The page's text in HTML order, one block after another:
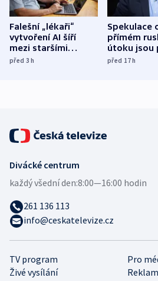
Falešní „lékaři“
vytvoření AI šíří
mezi staršími
Poláky nebezpečné
před 3h
Spekulace
přímém
útoku jsou
míní
před 17h
TV program
Pro
Živé vysílání
Divácké centrum
každý všední den:8:00—16:00 hodin
261 136 113
info@ceskatelevize.cz